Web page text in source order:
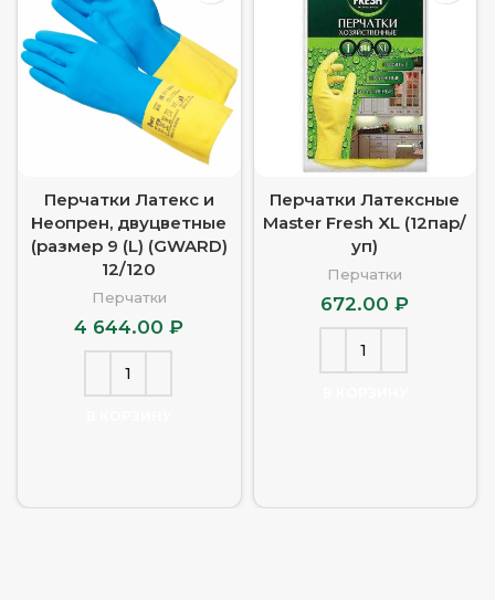
Перчатки Латекс и
Неопрен, двуцветные
(размер 9 (L) (GWARD)
12/120
Перчатки
4 644.00₽
Перчатки Латексные
Master Fresh XL (12пар/
уп)
Перчатки
672.00₽